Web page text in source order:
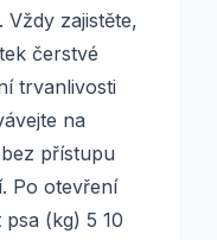
zajistěte,
čerstvé
trvanlivosti
na
přístupu
Po otevření
(kg) 5 10